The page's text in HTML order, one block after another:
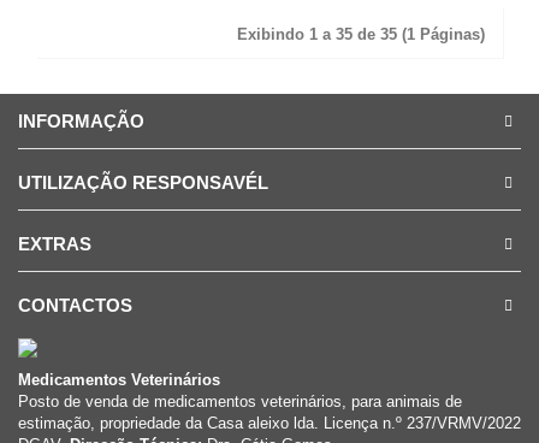
Exibindo 1 a 35 de 35 (1 Páginas)
INFORMAÇÃO
UTILIZAÇÃO RESPONSAVÉL
EXTRAS
CONTACTOS
Medicamentos Veterinários
Posto de venda de medicamentos veterinários, para animais de
estimação, propriedade da Casa aleixo lda. Licença n.º 237/VRMV/2022